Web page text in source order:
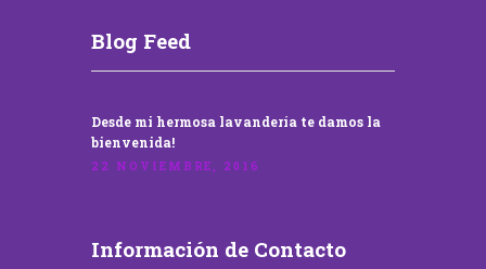
Blog Feed
Desde mi hermosa lavandería te damos la
bienvenida!
22 NOVIEMBRE, 2016
Información de Contacto